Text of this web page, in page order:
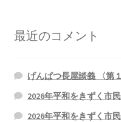
最近のコメント
げんぱつ長屋談義 〈第
2026年平和をきずく市
2026年平和をきずく市